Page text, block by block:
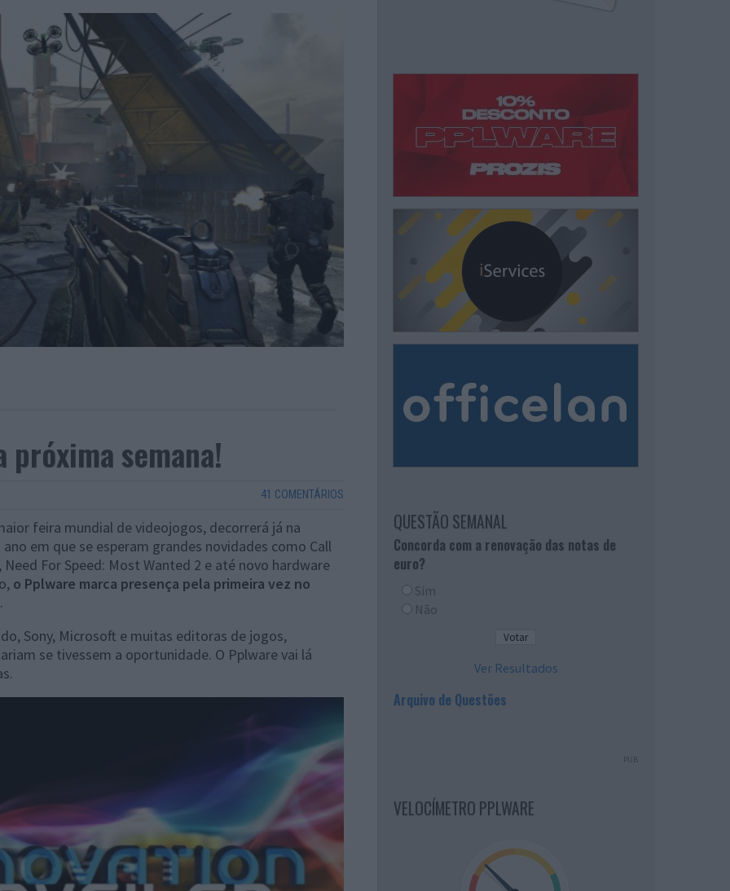
próxima semana!
41 COMENTÁRIOS
feira mundial de videojogos, decorrerá já na
em que se esperam grandes novidades como Call
Need For Speed: Most Wanted 2 e até novo hardware
o Pplware marca presença pela primeira vez no
.
Sony, Microsoft e muitas editoras de jogos,
se tivessem a oportunidade. O Pplware vai lá
QUESTÃO SEMANAL
Concorda com a renovação das notas de
euro?
Sim
Não
Ver Resultados
Arquivo de Questões
PUB
VELOCÍMETRO PPLWARE